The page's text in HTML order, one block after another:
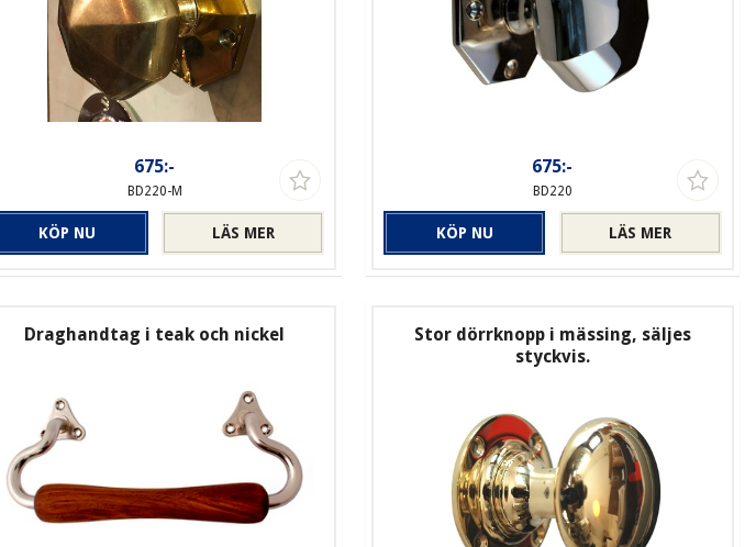
675:-
BD220-M
LÄS MER
KÖP NU
675:-
BD220
LÄS MER
KÖP NU
Draghandtag i teak och nickel
Stor dörrknopp i mässing, säljes
styckvis.